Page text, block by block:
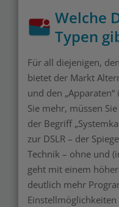
Welche
Typen
Für all diejenigen,
bietet der Markt
und den
Sie mehr, müssen
der Begriff
zur DSLR – der
Technik – ohne und
geht mit einem
deutlich mehr